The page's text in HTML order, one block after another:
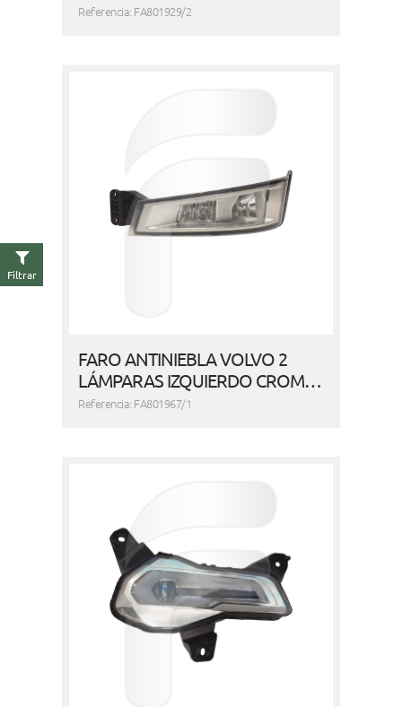
Referencia: FA801929/2
FARO ANTINIEBLA VOLVO 2
LÁMPARAS IZQUIERDO CROM…
Referencia: FA801967/1
Filtrar